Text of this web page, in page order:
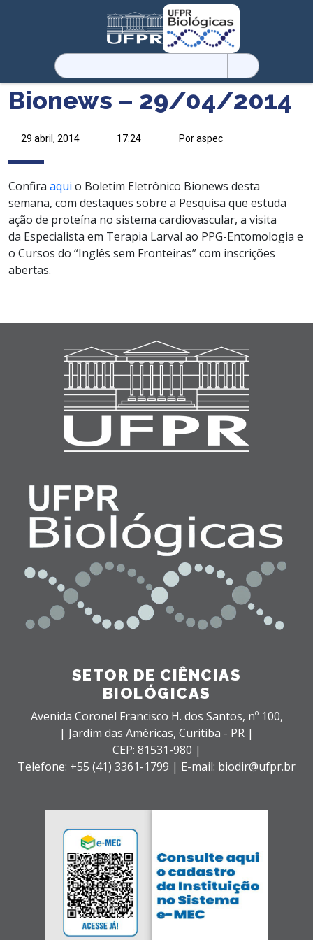
Pesquisar
por:
Bionews – 29/04/2014
29 abril, 2014 17:24 Por aspec
Confira aqui o Boletim Eletrônico Bionews desta
semana, com destaques sobre a Pesquisa que estuda
ação de proteína no sistema cardiovascular, a visita
da Especialista em Terapia Larval ao PPG-Entomologia e
o Cursos do “Inglês sem Fronteiras” com inscrições
abertas.
SETOR DE CIÊNCIAS
BIOLÓGICAS
Avenida Coronel Francisco H. dos Santos, nº 100,
| Jardim das Américas, Curitiba - PR |
CEP: 81531-980 |
Telefone: +55 (41) 3361-1799 | E-mail: biodir@ufpr.br